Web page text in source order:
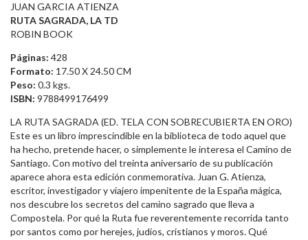
JUAN GARCIA ATIENZA
RUTA SAGRADA, LA TD
ROBIN BOOK
Páginas: 428
Formato: 17.50 X 24.50 CM
Peso: 0.3 kgs.
ISBN: 9788499176499
LA RUTA SAGRADA (ED. TELA CON SOBRECUBIERTA EN ORO)
Este es un libro imprescindible en la biblioteca de todo aquel que
ha hecho, pretende hacer, o simplemente le interesa el Camino de
Santiago. Con motivo del treinta aniversario de su publicación
aparece ahora esta edición conmemorativa. Juan G. Atienza,
escritor, investigador y viajero impenitente de la España mágica,
nos descubre los secretos del camino sagrado que lleva a
Compostela. Por qué la Ruta fue reverentemente recorrida tanto
por santos como por herejes, judíos, cristianos y moros. Qué